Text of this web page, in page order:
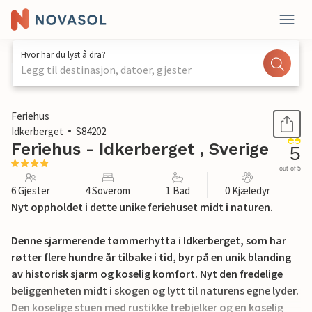
Hvor har du lyst å dra?
Legg til destinasjon, datoer, gjester
1 / 23
Feriehus
Idkerberget
S84202
Feriehus - Idkerberget , Sverige 5
out of 5
6 Gjester 4 Soverom 1 Bad 0 Kjæledyr
Nyt oppholdet i dette unike feriehuset midt i naturen.
Denne sjarmerende tømmerhytta i Idkerberget, som har
røtter flere hundre år tilbake i tid, byr på en unik blanding
av historisk sjarm og koselig komfort. Nyt den fredelige
beliggenheten midt i skogen og lytt til naturens egne lyder.
Den koselige stuen med rustikke trebjelker og en koselig